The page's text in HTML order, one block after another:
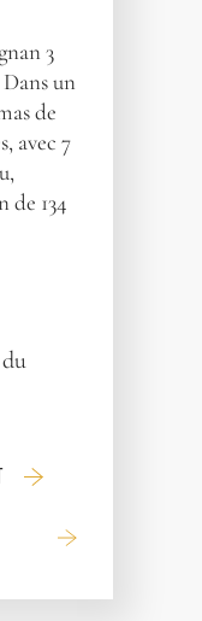
3
un
de
avec 7
de 134